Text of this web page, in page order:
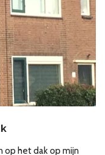
het dak op mijn